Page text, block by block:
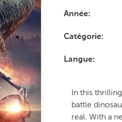
Année
Catégorie
Langue
In this
battle
real. With a